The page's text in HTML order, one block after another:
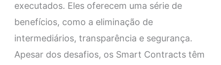
executados. Eles oferecem uma série de
benefícios, como a eliminação de
intermediários, transparência e segurança.
Apesar dos desafios, os Smart Contracts têm